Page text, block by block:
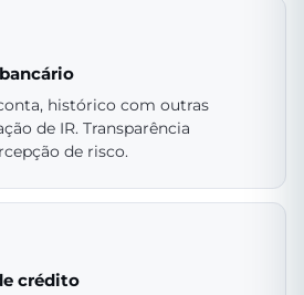
histórico com outras
de IR. Transparência
de risco.
crédito